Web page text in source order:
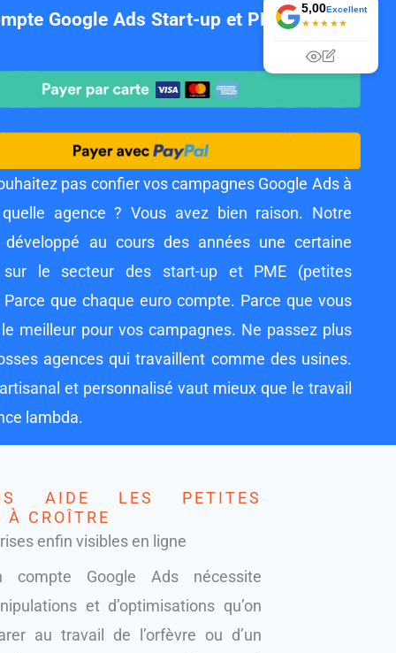
Google Ads Start-up et PME 50
pas confier vos campagnes Google Ads à
quelle agence ? Vous avez bien raison. Notre
au cours des années une certaine
sur le secteur des start-up et PME (petites
que chaque euro compte. Parce que vous
meilleur pour vos campagnes. Ne passez plus
agences qui travaillent comme des usines.
et personnalisé vaut mieux que le travail
lambda.
AIDE LES PETITES
À CROÎTRE
enfin visibles en ligne
compte Google Ads nécessite
et d’optimisations qu’on
au travail de l’orfèvre ou d’un
5,00Excellent
★★★★★